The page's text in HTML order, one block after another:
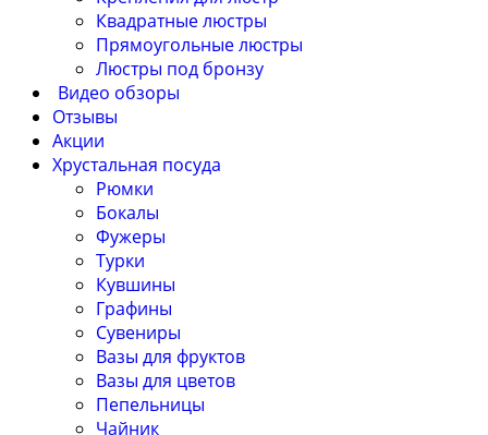
Квадратные люстры
Прямоугольные люстры
Люстры под бронзу
Видео обзоры
Отзывы
Акции
Хрустальная посуда
Рюмки
Бокалы
Фужеры
Турки
Кувшины
Графины
Сувениры
Вазы для фруктов
Вазы для цветов
Пепельницы
Чайник